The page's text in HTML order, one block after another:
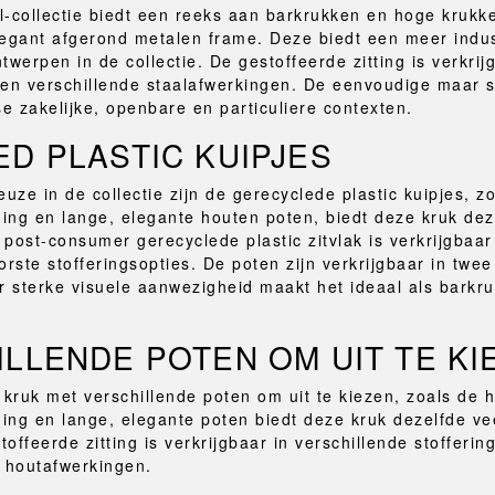
collectie biedt een reeks aan barkrukken en hoge
afgerond metalen frame. Deze biedt een meer
in de collectie. De gestoffeerde zitting is
verschillende staalafwerkingen. De eenvoudige
zakelijke, openbare en particuliere contexten.
PLASTIC KUIPJES
in de collectie zijn de gerecyclede plastic kuipjes,
en lange, elegante houten poten, biedt deze kruk
consumer gerecyclede plastic zitvlak is
stofferingsopties. De poten zijn verkrijgbaar in
sterke visuele aanwezigheid maakt het ideaal als
POTEN OM UIT TE
met verschillende poten om uit te kiezen, zoals de
en lange, elegante poten biedt deze kruk dezelfde
zitting is verkrijgbaar in verschillende